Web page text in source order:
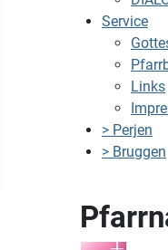
Service
Links
> Perjen
> Bruggen